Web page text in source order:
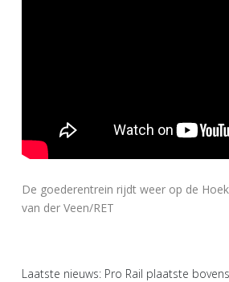
De goederentrein rijdt weer op de
van der Veen/RET
Laatste nieuws: Pro Rail plaatste